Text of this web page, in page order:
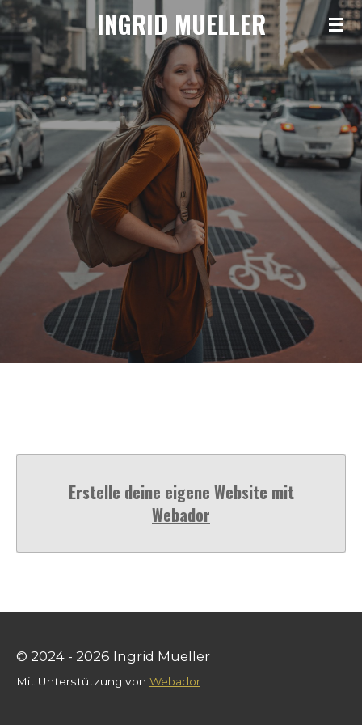
Zum
Hauptinhalt
springen
INGRID MUELLER
Erstelle deine eigene Website mit
Webador
© 2024 - 2026 Ingrid Mueller
Mit Unterstützung von Webador